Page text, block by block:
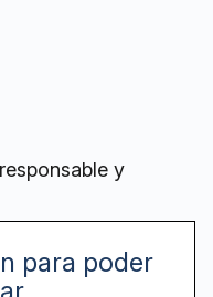
y
para poder